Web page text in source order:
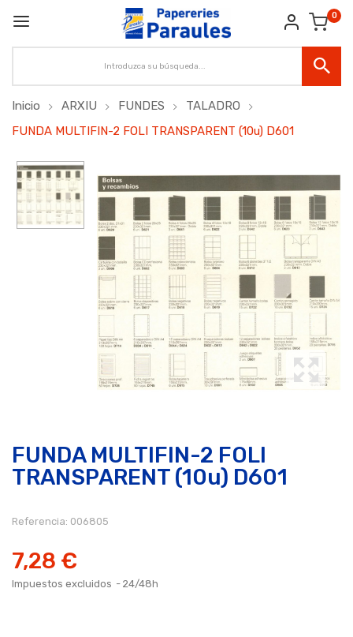
0
Inicio ARXIU FUNDES
TALADRO
FUNDA MULTIFIN-2 FOLI TRANSPARENT (10u) D601
FUNDA MULTIFIN-2 FOLI
TRANSPARENT (10u) D601
Referencia: 006805
7,28 €
Impuestos excluidos 24/48h